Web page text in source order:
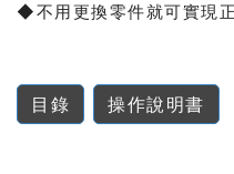
◆不用更換零件就可實現
目錄 操作說明書